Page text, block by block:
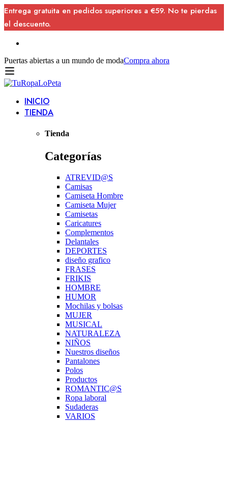
Entrega gratuita en pedidos superiores a €59. No te pierdas
el descuento.
Puertas abiertas a un mundo de modaCompra ahora
INICIO
TIENDA
Tienda
Categorías
ATREVID@S
Camisas
Camiseta Hombre
Camiseta Mujer
Camisetas
Caricatures
Complementos
Delantales
DEPORTES
diseño grafico
FRASES
FRIKIS
HOMBRE
HUMOR
Mochilas y bolsas
MUJER
MUSICAL
NATURALEZA
NIÑOS
Nuestros diseños
Pantalones
Polos
Productos
ROMANTIC@S
Ropa laboral
Sudaderas
VARIOS